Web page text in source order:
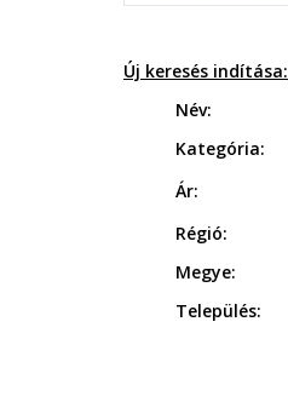
Új keresés indítása:
Név:
Kategória:
Ár:
Régió:
Megye:
Település: